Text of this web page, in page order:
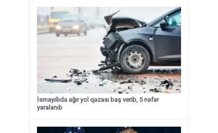
İsmayıllıda ağır yol qəzası baş verib, 5 nəfər
yaralanıb